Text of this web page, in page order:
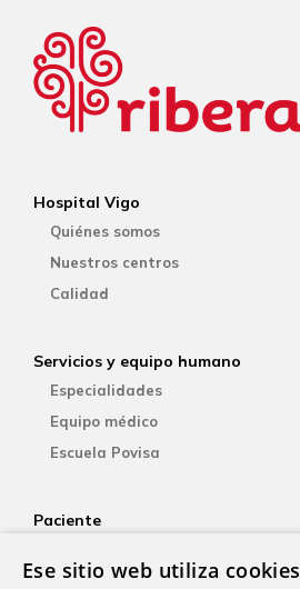
Hospital Vigo
Quiénes somos
Nuestros centros
Calidad
Servicios y equipo humano
Especialidades
Equipo médico
Escuela Povisa
Paciente
YOsalud
Ese sitio web utiliza cookies